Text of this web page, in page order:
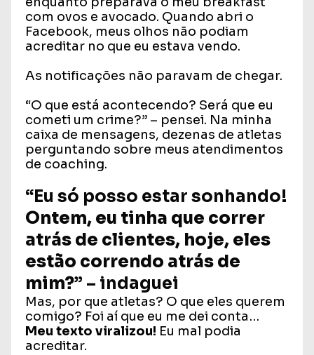
com ovos e avocado. Quando abri o
Facebook, meus olhos não podiam
acreditar no que eu estava vendo.
As notificações não paravam de chegar.
“O que está acontecendo? Será que eu
cometi um crime?” – pensei. Na minha
caixa de mensagens, dezenas de atletas
perguntando sobre meus atendimentos
de coaching.
“Eu só posso estar sonhando!
Ontem, eu tinha que correr
atrás de clientes, hoje, eles
estão correndo atrás de
mim?” – indaguei
Mas, por que atletas? O que eles querem
comigo? Foi aí que eu me dei conta…
Meu texto viralizou! Eu mal podia
acreditar.